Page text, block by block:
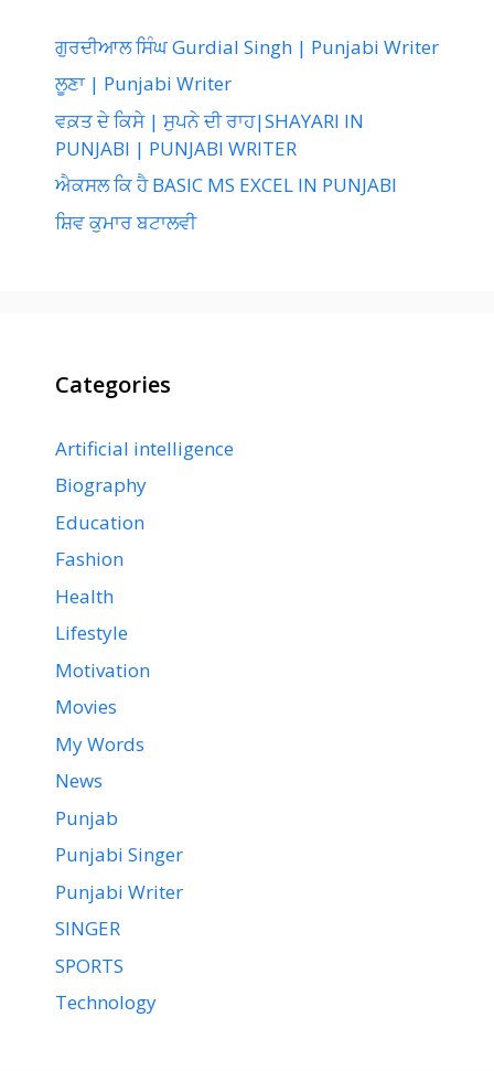
ਗੁਰਦੀਆਲ ਸਿੰਘ Gurdial Singh | Punjabi Writer
ਲੂਣਾ | Punjabi Writer
ਵਕ਼ਤ ਦੇ ਕਿਸੇ | ਸੁਪਨੇ ਦੀ ਰਾਹ|SHAYARI IN
PUNJABI | PUNJABI WRITER
ਐਕਸਲ ਕਿ ਹੈ BASIC MS EXCEL IN PUNJABI
ਸ਼ਿਵ ਕੁਮਾਰ ਬਟਾਲਵੀ
Categories
Artificial intelligence
Biography
Education
Fashion
Health
Lifestyle
Motivation
Movies
My Words
News
Punjab
Punjabi Singer
Punjabi Writer
SINGER
SPORTS
Technology